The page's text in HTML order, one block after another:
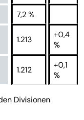
7,2 %
1.213
+0,4
%
1.212
+0,1
%
Divisionen